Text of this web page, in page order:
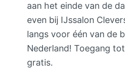
aan het einde van de
even bij IJssalon
langs voor één van de
Nederland! Toegang
gratis.